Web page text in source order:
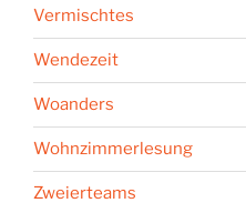
Vermischtes
Wendezeit
Woanders
Wohnzimmerlesung
Zweierteams